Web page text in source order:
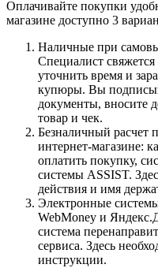
Оплачивайте покупки
магазине доступно 3
Наличные при
Специалист
уточнить время и
купюры. Вы
документы, вносите
товар и чек.
Безналичный расчет
интернет-магазине:
оплатить покупку,
системы ASSIST.
действия и имя
Электронные
WebMoney и
система
сервиса. Здесь
инструкции.